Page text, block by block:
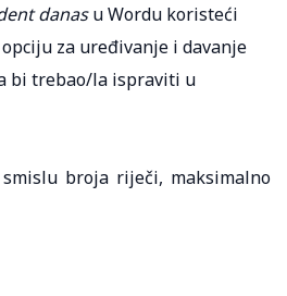
danasu Wordu koristeći
za uređivanje i davanje
bi trebao/la ispraviti u
broja riječi, maksimalno